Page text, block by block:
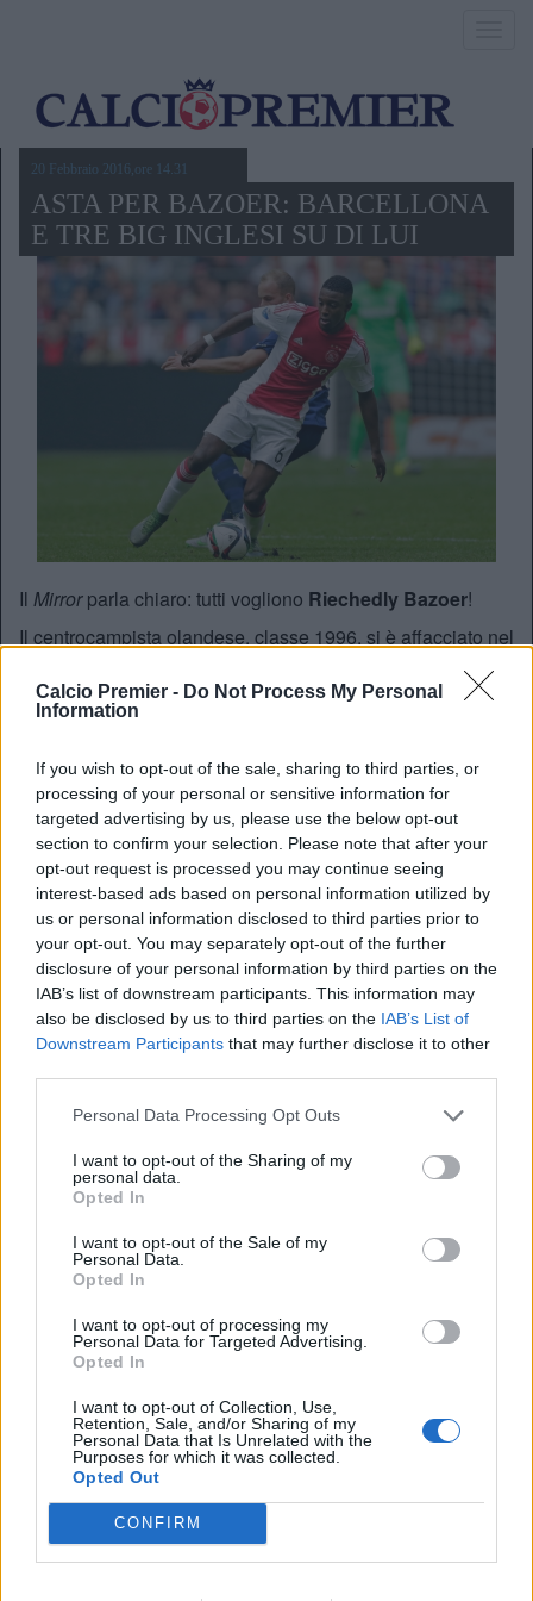
Calcio Premier - Do Not Process My Personal
Information
If you wish to opt-out of the sale, sharing to third parties, or
processing of your personal or sensitive information for
targeted advertising by us, please use the below opt-out
section to confirm your selection. Please note that after your
opt-out request is processed you may continue seeing
interest-based ads based on personal information utilized by
us or personal information disclosed to third parties prior to
your opt-out. You may separately opt-out of the further
disclosure of your personal information by third parties on the
IAB’s list of downstream participants. This information may
also be disclosed by us to third parties on the IAB’s List of
Downstream Participants that may further disclose it to other
Personal Data Processing Opt Outs
I want to opt-out of the Sharing of my
personal data.
Opted In
I want to opt-out of the Sale of my
Personal Data.
Opted In
I want to opt-out of processing my
Personal Data for Targeted Advertising.
Opted In
I want to opt-out of Collection, Use,
Retention, Sale, and/or Sharing of my
Personal Data that Is Unrelated with the
Purposes for which it was collected.
Opted Out
CONFIRM
20 Febbraio 2016,ore 14.31
ASTA PER BAZOER: BARCELLONA
E TRE BIG INGLESI SU DI LUI
Il Mirrorparla chiaro: tutti vogliono Riechedly Bazoer!
Il centrocampista olandese, classe 1996, si è affacciato nel
Per lui si stanno preparando, oltre al Barcellona,Arsenal
Il giocatore, dal canto suo, sembra felice in Olanda: “Sono
molto felice all’Ajax, qui sto crescendo, l’allenatore crede
in me e ho un contratto fino al 2020. Non penso ai club che
mi seguono”.
REDAZIONE
Twitter @Calciopremier
Anno di Fondazione:
Stadio:Emirates Stadium (60.338)
Città:Londra
Presidente:Sran Kroenke
Manager:
ALBO D'ORO
FA Cup:14
League Cup:2
FA Community Shield:17
Ufficiale. l'Everton prende Norgaard dall'Arsenal. Cifre e
dettagli